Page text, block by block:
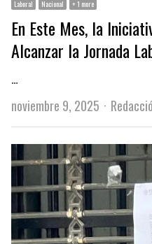
Laboral Nacional + 1 more
En Este Mes, la
Alcanzar la Jornada
…
noviembre 9, 2025
Author